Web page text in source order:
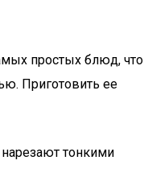
простых блюд, что
Приготовить ее
тонкими